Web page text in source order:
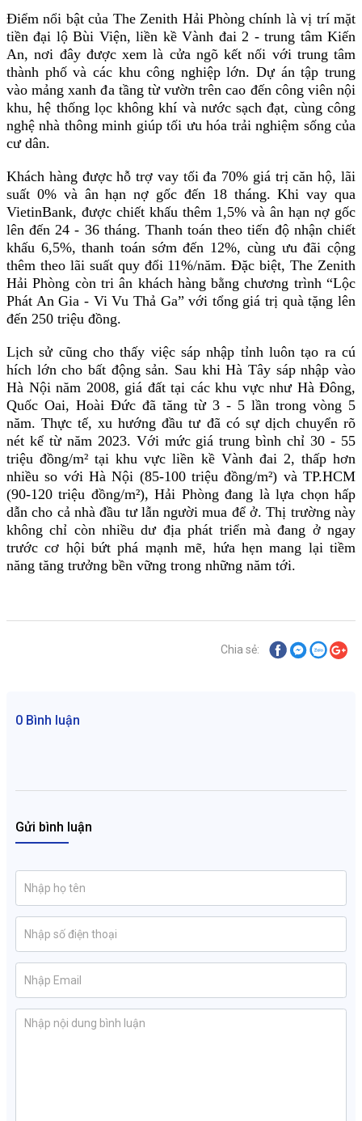
Điểm nổi bật của The Zenith Hải Phòng chính là vị trí mặt
tiền đại lộ Bùi Viện, liền kề Vành đai 2 - trung tâm Kiến
An, nơi đây được xem là cửa ngõ kết nối với trung tâm
thành phố và các khu công nghiệp lớn. Dự án tập trung
vào mảng xanh đa tầng từ vườn trên cao đến công viên nội
khu, hệ thống lọc không khí và nước sạch đạt, cùng công
nghệ nhà thông minh giúp tối ưu hóa trải nghiệm sống của
cư dân.
Khách hàng được hỗ trợ vay tối đa 70% giá trị căn hộ, lãi
suất 0% và ân hạn nợ gốc đến 18 tháng. Khi vay qua
VietinBank, được chiết khấu thêm 1,5% và ân hạn nợ gốc
lên đến 24 - 36 tháng. Thanh toán theo tiến độ nhận chiết
khấu 6,5%, thanh toán sớm đến 12%, cùng ưu đãi cộng
thêm theo lãi suất quy đổi 11%/năm. Đặc biệt, The Zenith
Hải Phòng còn tri ân khách hàng bằng chương trình “Lộc
Phát An Gia - Vi Vu Thả Ga” với tổng giá trị quà tặng lên
đến 250 triệu đồng.
Lịch sử cũng cho thấy việc sáp nhập tỉnh luôn tạo ra cú
hích lớn cho bất động sản. Sau khi Hà Tây sáp nhập vào
Hà Nội năm 2008, giá đất tại các khu vực như Hà Đông,
Quốc Oai, Hoài Đức đã tăng từ 3 - 5 lần trong vòng 5
năm. Thực tế, xu hướng đầu tư đã có sự dịch chuyển rõ
nét kể từ năm 2023. Với mức giá trung bình chỉ 30 - 55
triệu đồng/m² tại khu vực liền kề Vành đai 2, thấp hơn
nhiều so với Hà Nội (85-100 triệu đồng/m²) và TP.HCM
(90-120 triệu đồng/m²), Hải Phòng đang là lựa chọn hấp
dẫn cho cả nhà đầu tư lẫn người mua để ở. Thị trường này
không chỉ còn nhiều dư địa phát triển mà đang ở ngay
trước cơ hội bứt phá mạnh mẽ, hứa hẹn mang lại tiềm
năng tăng trưởng bền vững trong những năm tới.
Chia sẻ:
0 Bình luận
Gửi bình luận